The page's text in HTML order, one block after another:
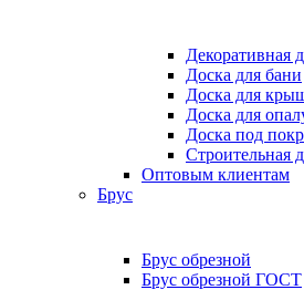
Декоративная
Доска для бани
Доска для
Доска для
Доска под
Строительная
Оптовым клиентам
Брус
Брус обрезной
Брус обрезной ГОСТ